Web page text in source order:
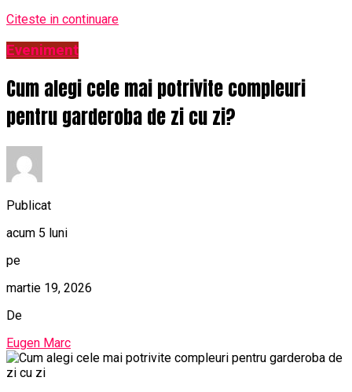
Citeste in continuare
Eveniment
Cum alegi cele mai potrivite compleuri
pentru garderoba de zi cu zi?
Publicat
acum 5 luni
pe
martie 19, 2026
De
Eugen Marc